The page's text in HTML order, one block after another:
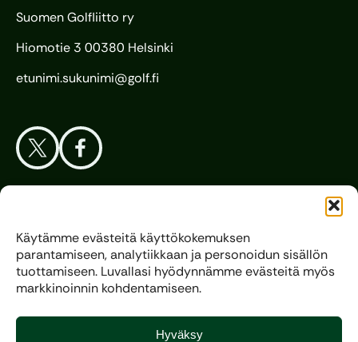
Käytämme evästeitä käyttökokemuksen
parantamiseen, analytiikkaan ja personoidun sisällön
tuottamiseen. Luvallasi hyödynnämme evästeitä myös
markkinoinnin kohdentamiseen.
Hyväksy
Suomen Golfliitto ry
Hiomotie 3 00380 Helsinki
etunimi.sukunimi@golf.fi
Liitto
Kilpagolf